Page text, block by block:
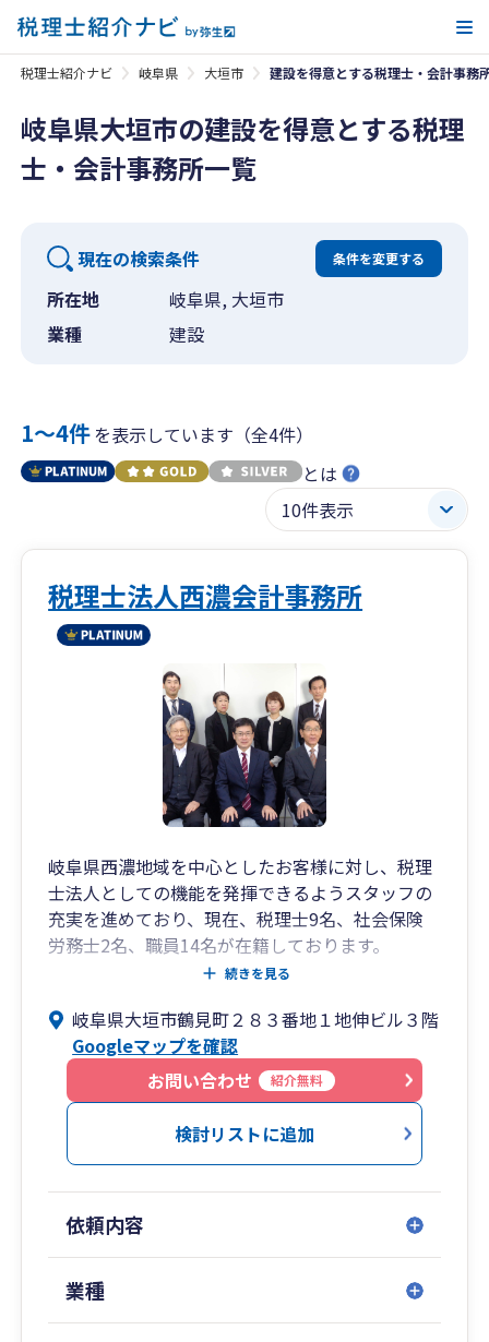
税理士紹介ナビ 岐阜県 大垣市 建設を得意とする税理士・会計事務
岐阜県大垣市の建設を得意とする税理
士・会計事務所一覧
現在の検索条件 条件を変更する
所在地
岐阜県, 大垣市
業種
建設
1〜4件を表示しています（全4件）
とは
税理士法人西濃会計事務所
岐阜県西濃地域を中心としたお客様に対し、税理
士法人としての機能を発揮できるようスタッフの
充実を進めており、現在、税理士9名、社会保険
労務士2名、職員14名が在籍しております。
お客様のあらゆるご要望にお応えできるよう、税
務・経営・労務といった各分野を網羅し、継続的
サービスの提供を心掛けております。
特に税務分野では、法人税・所得税・相続税・事
業継承税制等の法律を縦横に検討した納税対策
なお、今後は税務サービスにとどまらず、企業の
皆様の事業発展のため事業承継や企業の買収・
合併を診断し、企業後継者や経理スタッフの育成
続きを見る
岐阜県大垣市鶴見町２８３番地１地伸ビル３階
Googleマップを確認
お問い合わせ
紹介無料
検討リストに追加
依頼内容
業種